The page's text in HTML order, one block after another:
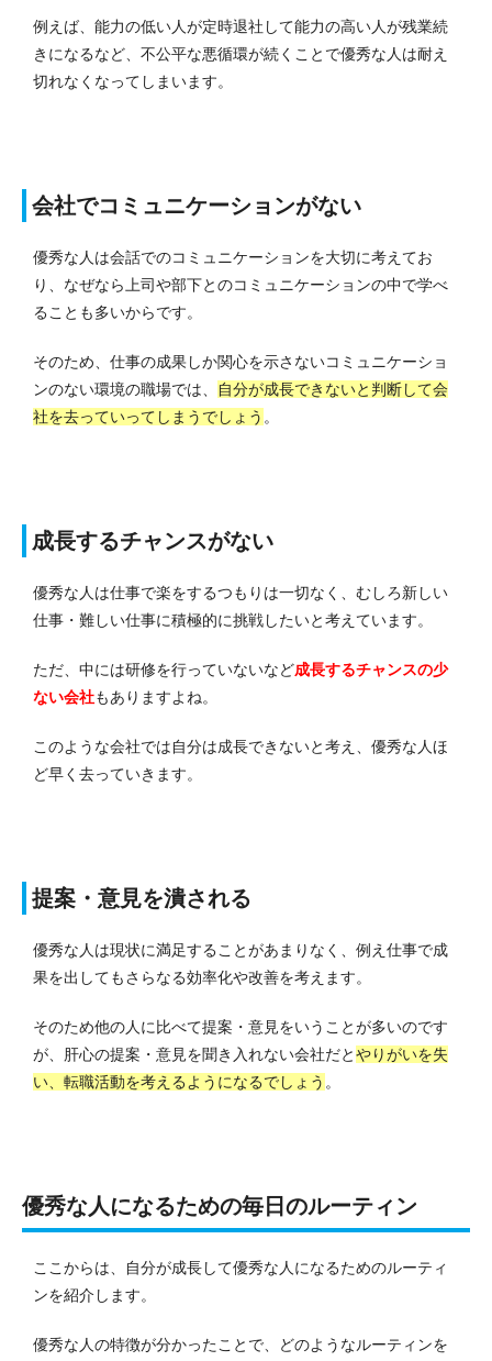
例えば、能力の低い人が定時退社して能力の高い人が残業続
きになるなど、不公平な悪循環が続くことで優秀な人は耐え
切れなくなってしまいます。
会社でコミュニケーションがない
優秀な人は会話でのコミュニケーションを大切に考えてお
り、なぜなら上司や部下とのコミュニケーションの中で学べ
ることも多いからです。
そのため、仕事の成果しか関心を示さないコミュニケーショ
ンのない環境の職場では、
自分が成長できないと判断して会
社を去っていってしまうでしょう 。
成長するチャンスがない
優秀な人は仕事で楽をするつもりは一切なく、むしろ新しい
仕事・難しい仕事に積極的に挑戦したいと考えています。
ただ、中には研修を行っていないなど成長するチャンスの少
ない会社もありますよね。
このような会社では自分は成長できないと考え、優秀な人ほ
ど早く去っていきます。
提案・意見を潰される
優秀な人は現状に満足することがあまりなく、例え仕事で成
果を出してもさらなる効率化や改善を考えます。
そのため他の人に比べて提案・意見をいうことが多いのです
が、肝心の提案・意見を聞き入れない会社だとやりがいを失
い、転職活動を考えるようになるでしょう 。
優秀な人になるための毎日のルーティン
ここからは、自分が成長して優秀な人になるためのルーティ
ンを紹介します。
優秀な人の特徴が分かったことで、どのようなルーティンを